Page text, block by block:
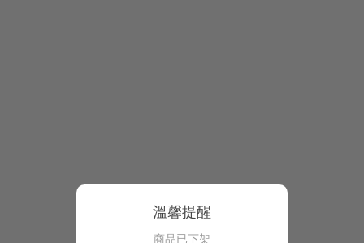
溫馨提醒
商品已下架